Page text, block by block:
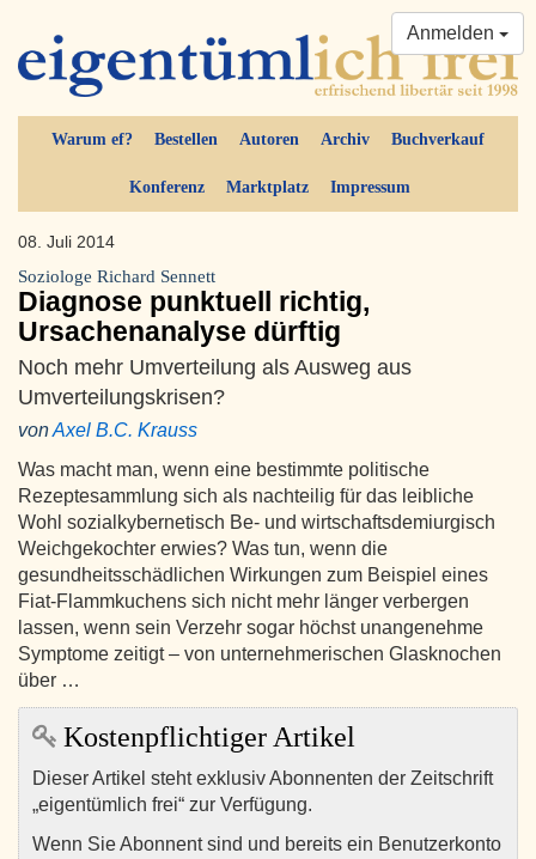
Warum ef? Bestellen Autoren Archiv Buchverkauf
Konferenz Marktplatz Impressum
Anmelden
08. Juli 2014
Soziologe Richard Sennett
Diagnose punktuell richtig,
Ursachenanalyse dürftig
Noch mehr Umverteilung als Ausweg aus
Umverteilungskrisen?
vonAxel B.C. Krauss
Was macht man, wenn eine bestimmte politische
Rezeptesammlung sich als nachteilig für das leibliche
Wohl sozialkybernetisch Be- und wirtschaftsdemiurgisch
Weichgekochter erwies? Was tun, wenn die
gesundheitsschädlichen Wirkungen zum Beispiel eines
Fiat-Flammkuchens sich nicht mehr länger verbergen
lassen, wenn sein Verzehr sogar höchst unangenehme
Symptome zeitigt – von unternehmerischen Glasknochen
über …
Kostenpflichtiger Artikel
Dieser Artikel steht exklusiv Abonnenten der Zeitschrift
„eigentümlich frei“ zur Verfügung.
Wenn Sie Abonnent sind und bereits ein Benutzerkonto